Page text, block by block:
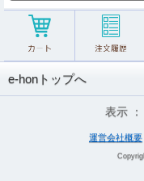
e-honトップへ
表示 ：
運営会社概要